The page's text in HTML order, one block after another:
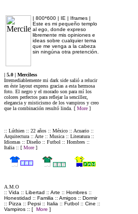
| 800*600 | IE | Iframes |
Este es mi pequeño templo
al ego, donde expreso
libremente mis opiniones e
ideas sobre cualquier tema
que me venga a la cabeza
sin ningúna otra pretención.
| 5.0 | Merciless
Irremediablemente mi dark side salió a relucir
en éste layout express gracias a esta hermosa
foto. El negro y el morado son para mí los
colores perfectos para reflejar la sencillez,
elegancia y misticismo de los vampiros y creo
que la combinación resultó linda. [ More ]
:: Lúthien :: 22 años :: México :: Acuario ::
Arquitectura :: Arte :: Musica :: Literatura ::
Idiomas :: Diseño :: Futbol :: Hombres ::
Italia :: [ More ]
A.M.O
:: Vida :: Libertad :: Arte :: Hombres ::
Honestidad :: Familia :: Amigos :: Dormir
:: Pizza :: Pepsi :: Italia :: Futbol :: Cine ::
Vampiros :: [ More ]